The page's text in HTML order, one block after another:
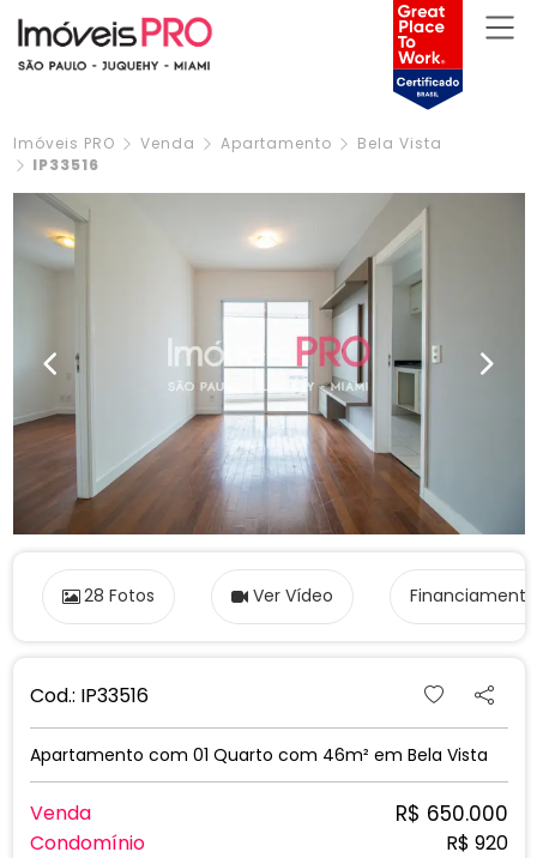
Imóveis PRO Venda Apartamento
Bela Vista
IP33516
Previous Next
28 Fotos Ver Vídeo Financiamento
Cod.: IP33516
Apartamento com 01 Quarto com 46m² em Bela Vista
Venda R$ 650.000
Condomínio
R$ 920